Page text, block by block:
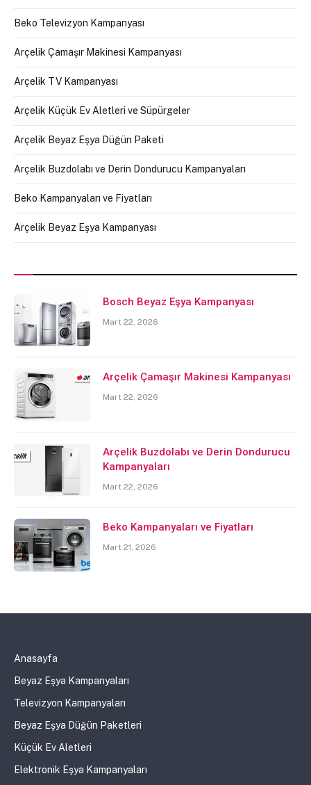
Beko Televizyon Kampanyası
Arçelik Çamaşır Makinesi Kampanyası
Arçelik TV Kampanyası
Arçelik Küçük Ev Aletleri ve Süpürgeler
Arçelik Beyaz Eşya Düğün Paketi
Arçelik Buzdolabı ve Derin Dondurucu Kampanyaları
Beko Kampanyaları ve Fiyatları
Arçelik Beyaz Eşya Kampanyası
Bosch Beyaz Eşya Kampanyası
Mart 22, 2026
Arçelik Çamaşır Makinesi Kampanyası
Mart 22, 2026
Arçelik Buzdolabı ve Derin Dondurucu
Kampanyaları
Mart 22, 2026
Beko Kampanyaları ve Fiyatları
Mart 21, 2026
Anasayfa
Beyaz Eşya Kampanyaları
Televizyon Kampanyaları
Beyaz Eşya Düğün Paketleri
Küçük Ev Aletleri
Elektronik Eşya Kampanyaları